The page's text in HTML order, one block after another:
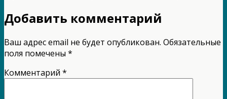
Добавить комментарий
Ваш адрес email не будет опубликован. Обязательные
поля помечены *
Комментарий *